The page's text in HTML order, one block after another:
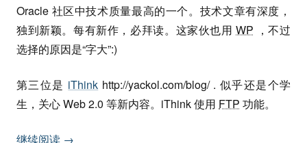
Oracle 社区中技术质量最高的一个。技术文章有深度，
独到新颖。每有新作，必拜读。这家伙也用WP ，不过
选择的原因是“字大”:)
第三位是 iThink http://yackol.com/blog/ . 似乎还是个学
生，关心 Web 2.0 等新内容。iThink 使用 FTP 功能。
继续阅读 →